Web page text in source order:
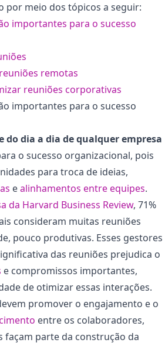
por meio dos tópicos a seguir:
importantes para o sucesso
remotas
reuniões corporativas
importantes para o sucesso
do dia a dia de qualquer empresa
o sucesso organizacional, pois
para troca de ideias,
ealinhamentos entre equipes.
da Harvard Business Review, 71%
consideram muitas reuniões
pouco produtivas. Esses gestores
das reuniões prejudica o
e compromissos importantes,
de otimizar essas interações​.
promover o engajamento e o
entre os colaboradores,
façam parte da construção da